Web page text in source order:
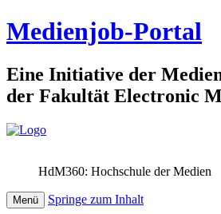
Medienjob-Portal
Eine Initiative der
der Fakultät Electronic
HdM360: Hochschule der Medien
Menü Springe zum Inhalt